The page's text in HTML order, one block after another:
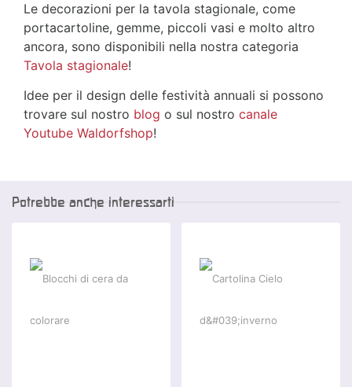
Le decorazioni per la tavola stagionale, come
portacartoline, gemme, piccoli vasi e molto altro
ancora, sono disponibili nella nostra categoria
Tavola stagionale!
Idee per il design delle festività annuali si possono
trovare sul nostro blog o sul nostro canale
Youtube Waldorfshop!
Potrebbe anche interessarti